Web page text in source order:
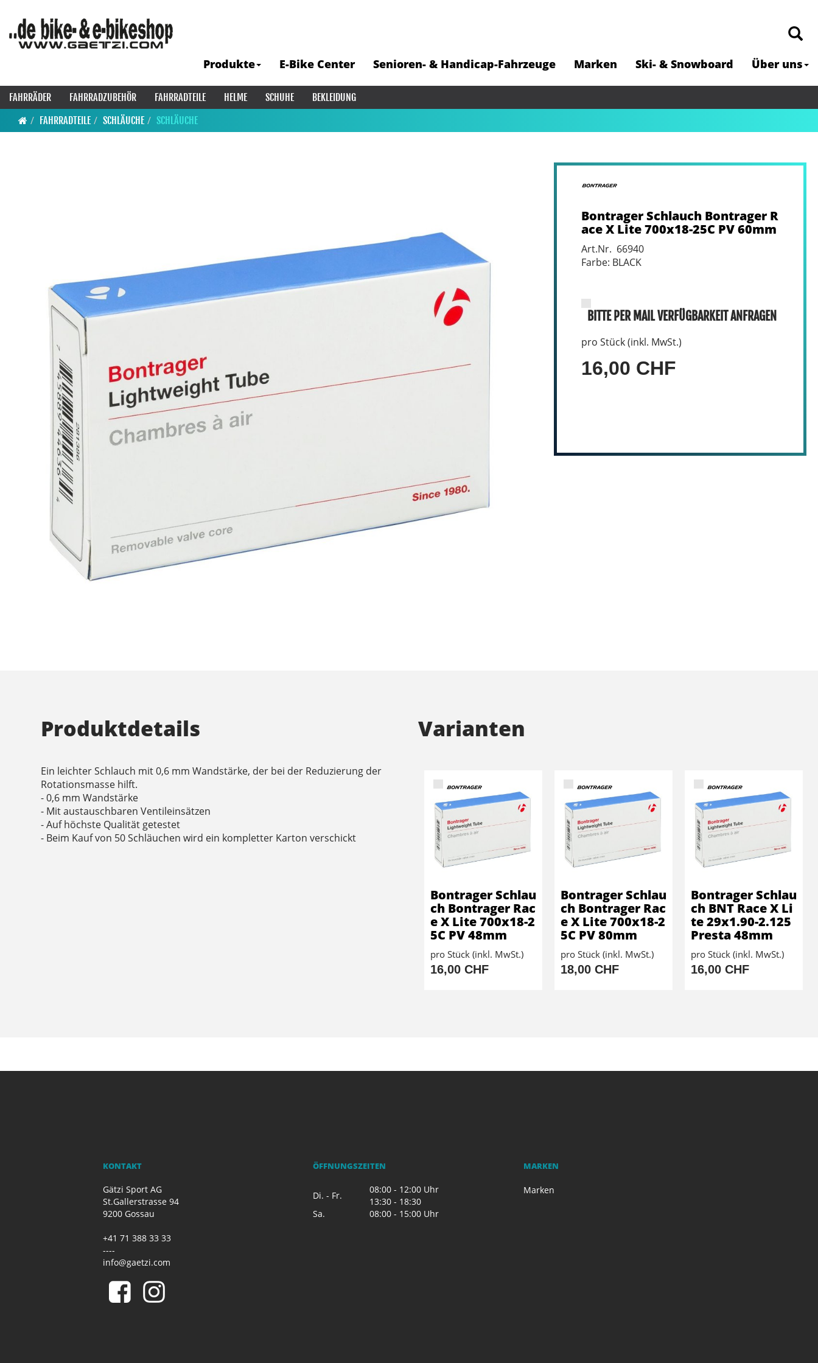
Produkte E-Bike Center Senioren- & Handicap-Fahrzeuge Marken Ski- & Snowboard Über uns
FAHRRÄDER FAHRRADZUBEHÖR FAHRRADTEILE HELME SCHUHE
BEKLEIDUNG
FAHRRADTEILE
SCHLÄUCHE SCHLÄUCHE
Bontrager Schlauch Bontrager R
ace X Lite 700x18-25C PV 60mm
Art.Nr. 66940
Farbe: BLACK
BITTE PER MAIL VERFÜGBARKEIT ANFRAGEN
pro Stück (inkl. MwSt.)
16,00 CHF
Produktdetails
Ein leichter Schlauch mit 0,6 mm Wandstärke, der bei der Reduzierung der
Rotationsmasse hilft.
- 0,6 mm Wandstärke
- Mit austauschbaren Ventileinsätzen
- Auf höchste Qualität getestet
- Beim Kauf von 50 Schläuchen wird ein kompletter Karton verschickt
Varianten
Bontrager Schlau
ch Bontrager Rac
e X Lite 700x18-2
5C PV 48mm
pro Stück (inkl. MwSt.)
16,00 CHF
Bontrager Schlau
ch Bontrager Rac
e X Lite 700x18-2
5C PV 80mm
pro Stück (inkl. MwSt.)
18,00 CHF
Bontrager Schlau
ch BNT Race X Li
te 29x1.90-2.125
Presta 48mm
pro Stück (inkl. MwSt.)
16,00 CHF
KONTAKT
Gätzi Sport AG
St.Gallerstrasse 94
9200 Gossau
+41 71 388 33 33
----
info@gaetzi.com
ÖFFNUNGSZEITEN
Di. - Fr.
08:00 - 12:00 Uhr
13:30 - 18:30
Sa.
08:00 - 15:00 Uhr
MARKEN
Marken